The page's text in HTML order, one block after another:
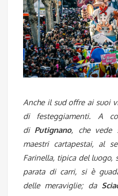
Anche il sud offre ai suoi
di festeggiamenti. A
di Putignano, che vede
maestri cartapestai, al
Farinella, tipica del luogo,
parata di carri, si è
delle meraviglie; da